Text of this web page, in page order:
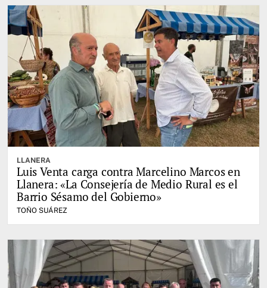
LLANERA
Luis Venta carga contra Marcelino Marcos en
Llanera: «La Consejería de Medio Rural es el
Barrio Sésamo del Gobierno»
TOÑO SUÁREZ